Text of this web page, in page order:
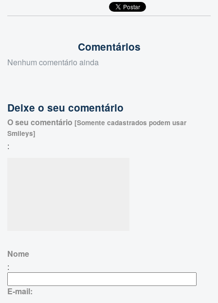
Comentários
Nenhum comentário ainda
Deixe o seu comentário
O seu comentário [Somente cadastrados podem usar
Smileys]
:
Nome
:
E-mail: